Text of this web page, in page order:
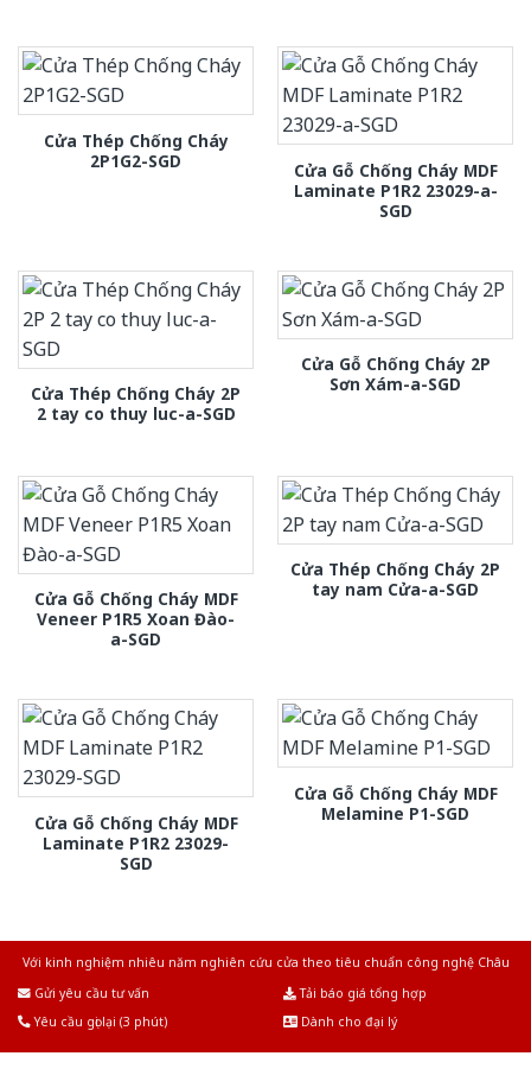
Cửa Thép Chống Cháy
2P1G2-SGD
Cửa Gỗ Chống Cháy MDF
Laminate P1R2 23029-a-
SGD
Cửa Thép Chống Cháy 2P
2 tay co thuy luc-a-SGD
Cửa Gỗ Chống Cháy 2P
Sơn Xám-a-SGD
Cửa Gỗ Chống Cháy MDF
Veneer P1R5 Xoan Đào-
a-SGD
Cửa Thép Chống Cháy 2P
tay nam Cửa-a-SGD
Cửa Gỗ Chống Cháy MDF
Laminate P1R2 23029-
SGD
Cửa Gỗ Chống Cháy MDF
Melamine P1-SGD
Với kinh nghiệm nhiêu năm nghiên cứu cửa theo tiêu chuẩn công nghệ Châu
Gửi yêu cầu tư vấn
Tải báo giá tổng hợp
Yêu cầu gọi lại (3 phút)
Dành cho đại lý